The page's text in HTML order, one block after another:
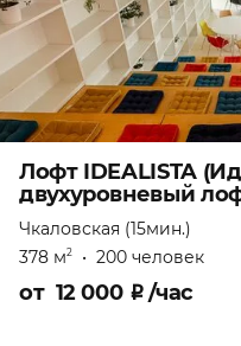
Лофт IDEALISTA
двухуровневый
Чкаловская (15мин.)
378 м2 • 200 человек
от 12 000 ₽/час